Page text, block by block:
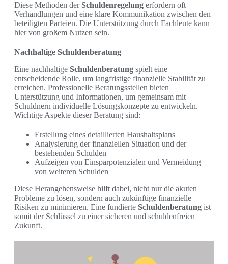
Diese Methoden derSchuldenregelung erfordern oft
Verhandlungen und eine klare Kommunikation zwischen den
beteiligten Parteien. Die Unterstützung durch Fachleute kann
hier von großem Nutzen sein.
Nachhaltige Schuldenberatung
Eine nachhaltige Schuldenberatung spielt eine
entscheidende Rolle, um langfristige finanzielle Stabilität zu
erreichen. Professionelle Beratungsstellen bieten
Unterstützung und Informationen, um gemeinsam mit
Schuldnern individuelle Lösungskonzepte zu entwickeln.
Wichtige Aspekte dieser Beratung sind:
Erstellung eines detaillierten Haushaltsplans
Analysierung der finanziellen Situation und der
bestehenden Schulden
Aufzeigen von Einsparpotenzialen und Vermeidung
von weiteren Schulden
Diese Herangehensweise hilft dabei, nicht nur die akuten
Probleme zu lösen, sondern auch zukünftige finanzielle
Risiken zu minimieren. Eine fundierte Schuldenberatung ist
somit der Schlüssel zu einer sicheren und schuldenfreien
Zukunft.